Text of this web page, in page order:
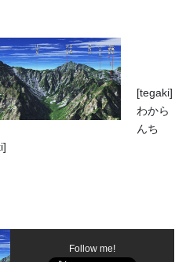
[tegaki]
わから
んち
Follow me!